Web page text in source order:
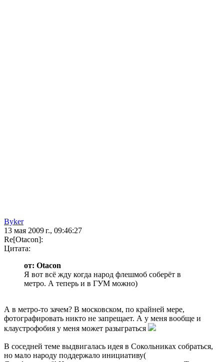
Byker
13 мая 2009 г., 09:46:27
Re[Otacon]:
Цитата:
от: Otacon
Я вот всё жду когда народ флешмоб соберёт в
метро. А теперь и в ГУМ можно)
А в метро-то зачем? В московском, по крайней мере,
фотографировать никто не запрещает. А у меня вообще и
клаустрофобия у меня может разыграться
В соседней теме выдвигалась идея в Сокольниках собраться,
но мало народу поддержало инициативу(